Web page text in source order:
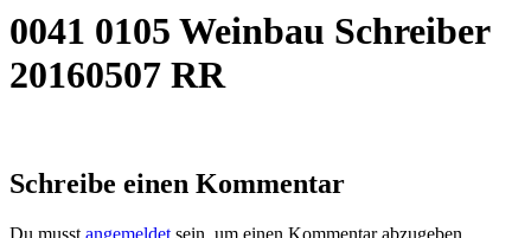
0041 0105 Weinbau Schreiber
20160507 RR
Schreibe einen Kommentar
Du musst angemeldet sein, um einen Kommentar abzugeben.